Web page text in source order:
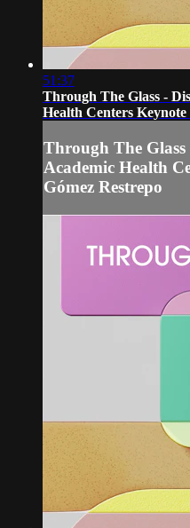
51:37
Through The Glass -
Health Centers
Through The
Academic Health
Gómez Restrepo